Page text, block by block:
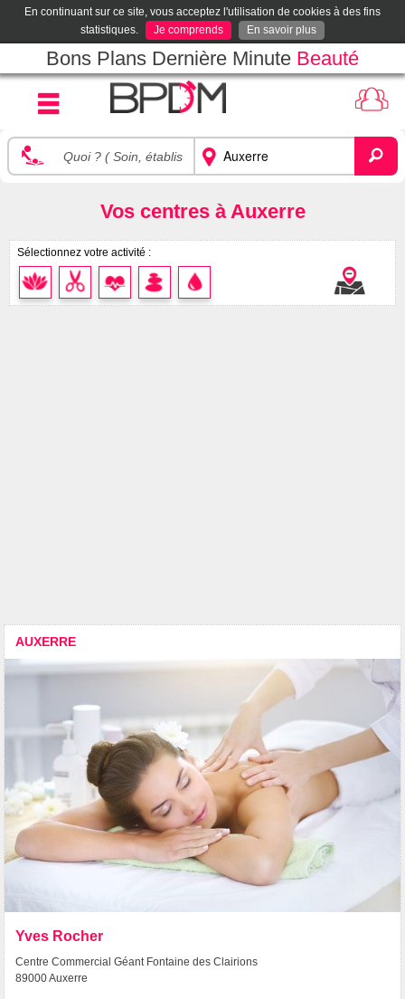
En continuant sur ce site, vous acceptez l'utilisation de cookies à des fins
statistiques.
Je comprends En savoir plus
Bons Plans Dernière Minute Beauté
Vos centres à Auxerre
Sélectionnez votre activité :
AUXERRE
Yves Rocher
Centre Commercial Géant Fontaine des Clairions
89000 Auxerre